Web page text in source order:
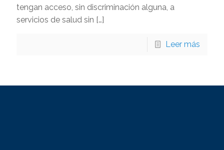
tengan acceso, sin discriminación alguna, a
servicios de salud sin […]
Leer más